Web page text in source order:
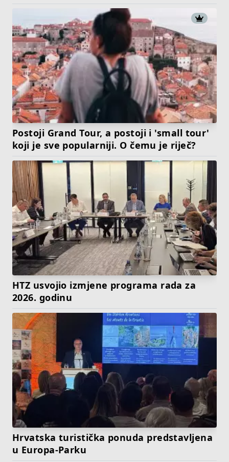
Postoji Grand Tour, a postoji i 'small tour'
koji je sve popularniji. O čemu je riječ?
HTZ usvojio izmjene programa rada za
2026. godinu
Hrvatska turistička ponuda predstavljena
u Europa-Parku